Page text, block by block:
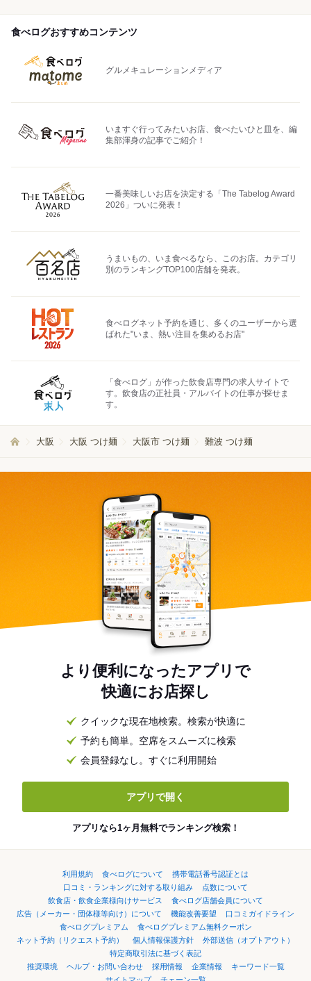
食べログおすすめコンテンツ
グルメキュレーションメディア
いますぐ行ってみたいお店、食べたいひと皿を、編
集部渾身の記事でご紹介！
一番美味しいお店を決定する「The Tabelog Award
2026」ついに発表！
うまいもの、いま食べるなら、このお店。カテゴリ
別のランキングTOP100店舗を発表。
食べログネット予約を通じ、多くのユーザーから選
ばれた"いま、熱い注目を集めるお店"
「食べログ」が作った飲食店専門の求人サイトで
す。飲食店の正社員・アルバイトの仕事が探せま
す。
大阪 大阪 つけ麺 大阪市 つけ麺 難波 つけ麺
より便利になったアプリで
快適にお店探し
クイックな現在地検索。検索が快適に
予約も簡単。空席をスムーズに検索
会員登録なし。すぐに利用開始
アプリで開く
アプリなら1ヶ月無料でランキング検索！
利用規約 食べログについて
携帯電話番号認証とは
口コミ・ランキングに対する取り組み
点数について
飲食店・飲食企業様向けサービス
食べログ店舗会員について
広告（メーカー・団体様等向け）について
機能改善要望
口コミガイドライン
食べログプレミアム
食べログプレミアム無料クーポン
ネット予約（リクエスト予約）
個人情報保護方針
外部送信（オプトアウト）
特定商取引法に基づく表記
推奨環境
ヘルプ・お問い合わせ 採用情報 企業情報
キーワード一覧